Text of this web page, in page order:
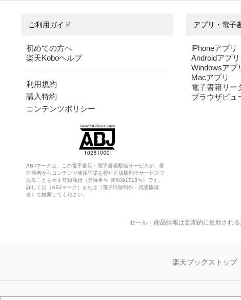
ご利用ガイド
初めての方へ
楽天Koboヘルプ
利用規約
購入特約
コンテンツポリシー
ABJマークは、この電子書店・電子書籍配信サービスが、著
作権者からコンテンツ使用許諾を得た正規版配信サービスで
あることを示す登録商標（登録番号 第6091713号）です。
詳しくは［ABJマーク］または［電子出版制作・流通協議
会］で検索してください。
アプリ・電子
iPhoneアプリ
Androidアプリ
Windowsアプ
Macアプリ
電子書籍リー
ブラウザビュ
セール・商品情報は定期的に更新され
楽天ブックストップ